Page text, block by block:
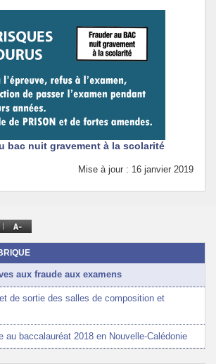
bac nuit gravement à la scolarité
Mise à jour : 16 janvier 2019
aux fraude aux examens
de sortie des salles de composition et
au baccalauréat 2018 en Nouvelle-Calédonie